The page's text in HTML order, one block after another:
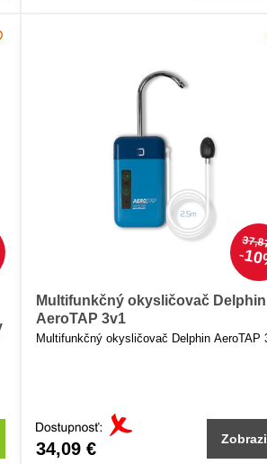
Multifunkčný okysličovač Delphin
AeroTAP 3v1
Multifunkčný okysličovač Delphin AeroTAP
34,09 €